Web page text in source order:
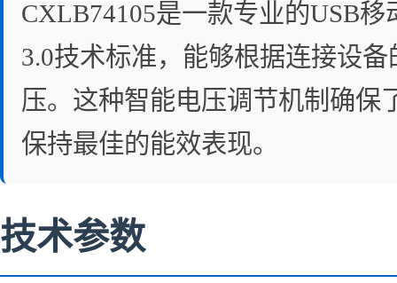
CXLB74105是一款专业的USB
3.0技术标准，能够根据连接设
压。这种智能电压调节机制确保
保持最佳的能效表现。
技术参数